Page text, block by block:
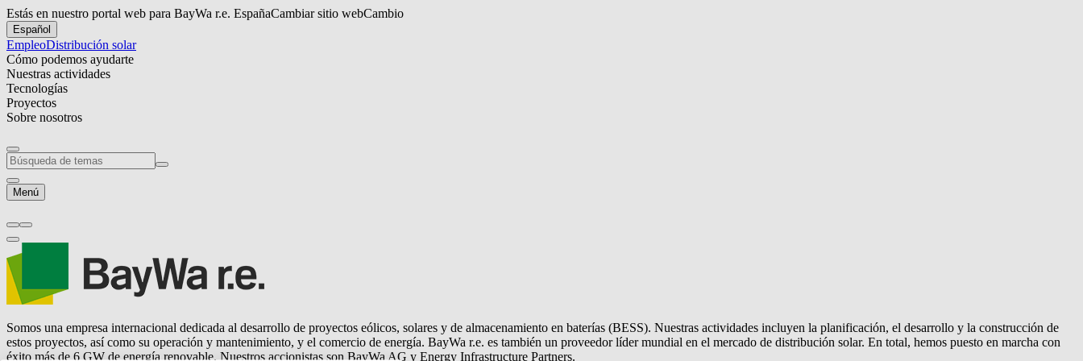
Estás en nuestro portal web para BayWa r.e. EspañaCambiar sitio webCambio
Español
EmpleoDistribución solar
Cómo podemos ayudarte
Nuestras actividades
Tecnologías
Proyectos
Sobre nosotros
Menú
Somos una empresa internacional dedicada al desarrollo de proyectos eólicos, solares y de almacenamiento en baterías (BESS). Nuestras actividades incluyen la planificación, el desarrollo y la construcción de
estos proyectos, así como su operación y mantenimiento, y el comercio de energía. BayWa r.e. es también un proveedor líder mundial en el mercado de distribución solar. En total, hemos puesto en marcha con
éxito más de 6 GW de energía renovable. Nuestros accionistas son BayWa AG y Energy Infrastructure Partners.